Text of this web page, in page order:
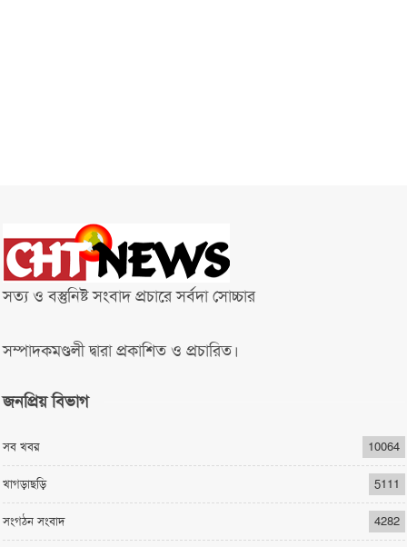
সত্য ও বস্তুনিষ্ট সংবাদ প্রচারে সর্বদা সোচ্চার
সম্পাদকমণ্ডলী দ্বারা প্রকাশিত ও প্রচারিত।
জনপ্রিয় বিভাগ
সব খবর 10064
খাগড়াছড়ি 5111
সংগঠন সংবাদ 4282